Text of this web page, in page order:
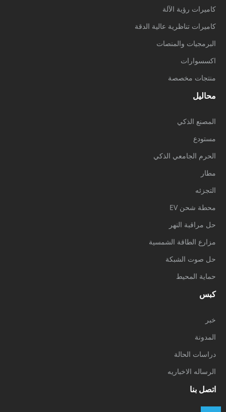
كاميرات رؤية الآلة
كاميرات تناظرية عالية الدقة
البرمجيات والمنصات
اكسسوارات
منتجات مخصصة
محاليل
المصنع الذكي
مستودع
الحرم الجامعي الذكي
مطار
التجزئه
محطة شحن EV
حل مراقبة النهر
مزارع الطاقة الشمسية
حل صوت الشبكة
حماية المحيط
كبس
خبر
المدونة
دراسات الحالة
الرساله الاخباريه
اتصل بنا